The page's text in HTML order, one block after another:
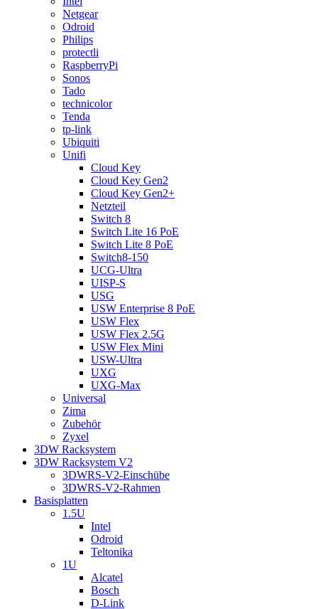
Netgear
Odroid
Philips
protectli
RaspberryPi
Sonos
Tado
technicolor
Tenda
tp-link
Ubiquiti
Unifi
Cloud Key
Cloud Key Gen2
Cloud Key Gen2+
Netzteil
Switch 8
Switch Lite 16 PoE
Switch Lite 8 PoE
Switch8-150
UCG-Ultra
UISP-S
USG
USW Enterprise 8 PoE
USW Flex
USW Flex 2.5G
USW Flex Mini
USW-Ultra
UXG
UXG-Max
Universal
Zima
Zubehör
Zyxel
3DW Racksystem
3DW Racksystem V2
3DWRS-V2-Einschübe
3DWRS-V2-Rahmen
Basisplatten
1.5U
Intel
Odroid
Teltonika
1U
Alcatel
Bosch
D-Link